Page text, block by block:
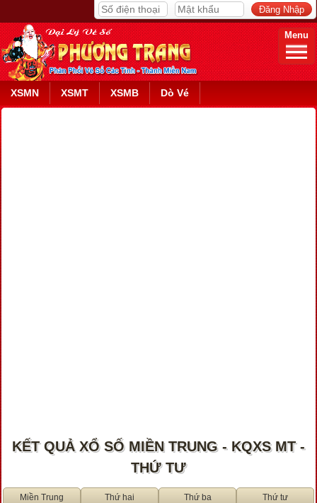
Menu
XSMN XSMT XSMB Dò Vé
KẾT QUẢ XỔ SỐ MIỀN TRUNG - KQXS MT -
THỨ TƯ
Miền Trung Thứ hai Thứ ba Thứ tư